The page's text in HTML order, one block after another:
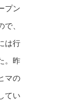
プン
、
は行
昨
マの
てい